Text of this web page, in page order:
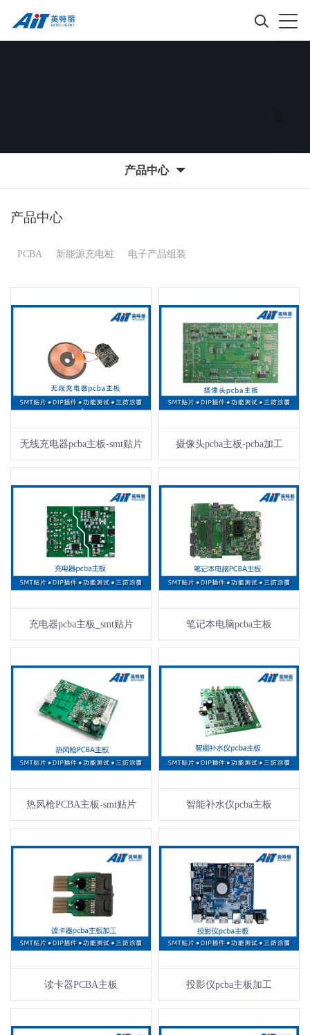
产品中心
产品中心
PCBA 新能源充电桩 电子产品组装
无线充电器pcba主板-smt贴片 摄像头pcba主板-pcba加工
充电器pcba主板_smt贴片 笔记本电脑pcba主板
热风枪PCBA主板-smt贴片 智能补水仪pcba主板
读卡器PCBA主板 投影仪pcba主板加工